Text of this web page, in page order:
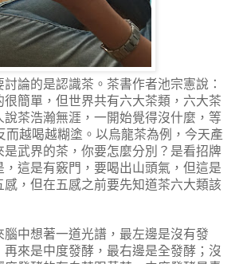
討論的是認識茶。茶書作者池宗憲說：
簡單，但世界共有六大茶類，六大茶
茶浩瀚無涯，一開始覺得沒什麼，等
而越喝越糊塗。以烏龍茶為例，今天產
武界的茶，你要怎麼分別？是看招牌
這是有竅門，要喝出山頭氣，但這是
，但在五感之前要先知道茶六大類該
中想著一道光譜，最左邊是沒有發
來是中度發酵，最右邊是全發酵；沒